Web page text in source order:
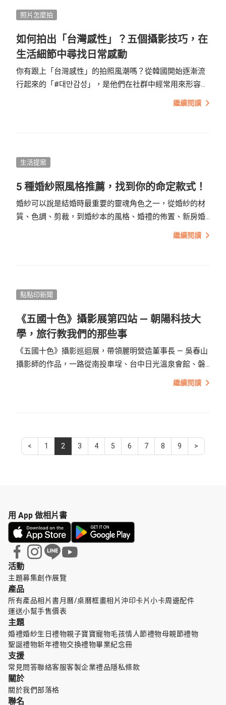
照片怎麼拍
如何拍出「台灣感性」？五個攝影技巧，在
生活細節中尋找日常感動
你有跟上「台灣感性」的拍照風潮嗎？從韓國開始逐漸流
行起來的「#대만감성」，是他們在社群中經常用來形容台
灣的模樣，韓國快節奏加上高壓的社會，台灣復古、懷舊
繼續閱讀
生活提案
5 種婚紗照風格推薦，找到你的命定款式！
婚紗可以說是結婚時最重要的靈魂角色之一，從婚紗的材
質、色調、剪裁，到婚紗本的風格、婚禮的佈置、新房婚
紗照的擺設，都可以看出一對新人的性格，以及對浪漫的
繼續閱讀
點點印新聞
《五國十色》攝影展第四站 — 朝陽科技大
學，旅行教我們的那些事
《五國十色》攝影巡迴展，帶領麗明營造董事長 — 吳春山
攝影師的作品，一路從南投車埕、台中日光溫泉會館、磐
興寬心，這次來到引領青春的校園，也是吳春山董事長的
繼續閱讀
< 1 2 3 4 5 6 7 8 9 >
活動
主題募集創作展覽
產品
所有產品相片書月曆/桌曆框畫相片沖印卡片小卡周邊配件
運送小幫手售價表
主題
婚禮婚紗生日禮物親子寶寶寵物毛孩情人節禮物母親節禮物
聖誕禮物新年禮物交換禮物畢業紀念冊
支援
常見問答聯絡客服客製企業禮品隱私條款
關於
關於我們部落格
聯名
用 App 做相片書